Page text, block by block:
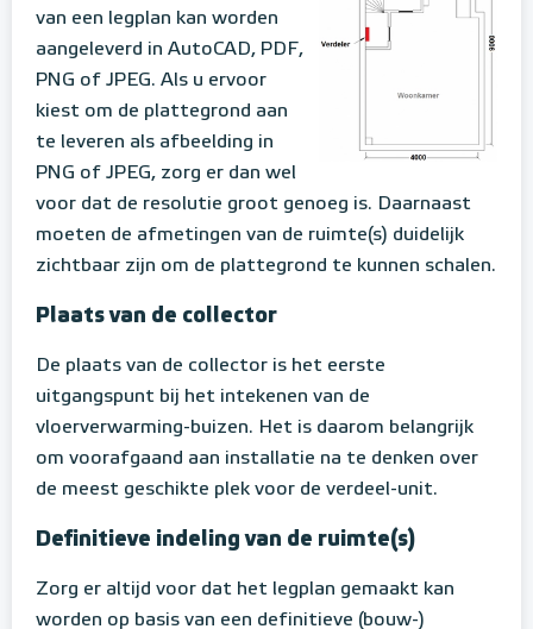
van een legplan kan worden
aangeleverd in AutoCAD, PDF,
PNG of JPEG. Als u ervoor
kiest om de plattegrond aan
te leveren als afbeelding in
PNG of JPEG, zorg er dan wel
voor dat de resolutie groot genoeg is. Daarnaast
moeten de afmetingen van de ruimte(s) duidelijk
zichtbaar zijn om de plattegrond te kunnen schalen.
Plaats van de collector
De plaats van de collector is het eerste
uitgangspunt bij het intekenen van de
vloerverwarming-buizen. Het is daarom belangrijk
om voorafgaand aan installatie na te denken over
de meest geschikte plek voor de verdeel-unit.
Definitieve indeling van de ruimte(s)
Zorg er altijd voor dat het legplan gemaakt kan
worden op basis van een definitieve (bouw-)